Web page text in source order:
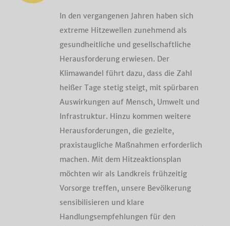
In den vergangenen Jahren haben sich
extreme Hitzewellen zunehmend als
gesundheitliche und gesellschaftliche
Herausforderung erwiesen. Der
Klimawandel führt dazu, dass die Zahl
heißer Tage stetig steigt, mit spürbaren
Auswirkungen auf Mensch, Umwelt und
Infrastruktur. Hinzu kommen weitere
Herausforderungen, die gezielte,
praxistaugliche Maßnahmen erforderlich
machen. Mit dem Hitzeaktionsplan
möchten wir als Landkreis frühzeitig
Vorsorge treffen, unsere Bevölkerung
sensibilisieren und klare
Handlungsempfehlungen für den